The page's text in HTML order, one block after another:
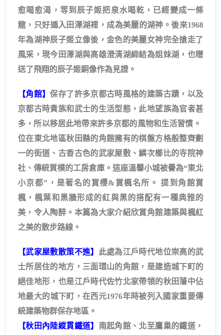
愈喝愈渴，等到辰子姬把泉水喝乾，已經變成一條
龍，只好遁入田澤湖裡，成為美麗的湖神。後來1968
年為湖神辰子姬立像後，金色的美麗女神完全搶走了
風采，現今田澤湖與高雄澄清湖締結為姐妹湖，也贈
送了飛翔的辰子姬銅像作為見證。
【角館】保存了許多京都古時風格的建築古蹟，以及
京都古時貴族和武士的生活型態，此地望族為官者甚
多，所以移居此地帶來許多京都的風物和生活習慣。 ​
位在東北地區秋田縣的角館擁有的棋盤方格般整齊劃
一的街道、古香古色的武家屋敷、鱗次櫛比的寺院神
社、傳統質樸的工房倉庫。這座溫馨小城被譽為“東北
小京都”，是著名的賞櫻&賞楓名所。 提到角館賞
楓，楓葉和黑牆形成的紅與黑的搭配有一種典雅的
美，令人陶醉。本篇為大家介紹欣賞角館建築與楓紅
之美的散步路線。
【武家屋敷散策不進】
此處為江戶時代地位崇高的武
士所居住的地方，三面環山的角館，是建造城下町的
絕佳地形，也是江戶時代佐竹北家帶領的秋田藩中佔
地最大的城下町，在西元1976年時被列入國家重要傳
統建築物群保存地區。
【秋田內陸縱貫鐵道】 南起角館、北至鷹巢的鐵道，